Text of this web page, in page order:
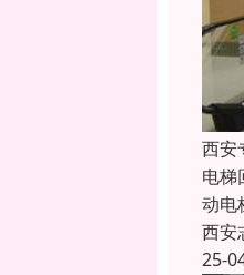
西安
电梯
动电
西安
25-